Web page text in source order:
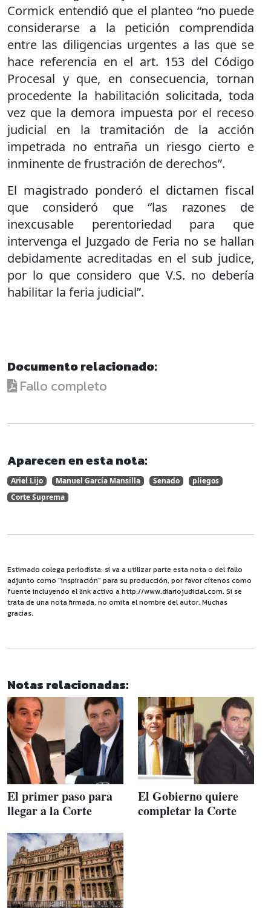
Cormick entendió que el planteo “no puede
considerarse a la petición comprendida
entre las diligencias urgentes a las que se
hace referencia en el art. 153 del Código
Procesal y que, en consecuencia, tornan
procedente la habilitación solicitada, toda
vez que la demora impuesta por el receso
judicial en la tramitación de la acción
impetrada no entraña un riesgo cierto e
inminente de frustración de derechos”.
El magistrado ponderó el dictamen fiscal
que consideró que “las razones de
inexcusable perentoriedad para que
intervenga el Juzgado de Feria no se hallan
debidamente acreditadas en el sub judice,
por lo que considero que V.S. no debería
habilitar la feria judicial”.
Documento relacionado:
Fallo completo
Aparecen en esta nota:
Ariel Lijo Manuel García Mansilla Senado
pliegos
Corte Suprema
Estimado colega periodista: si va a utilizar parte esta nota o del fallo
adjunto como "inspiración" para su producción, por favor cítenos como
fuente incluyendo el link activo a http://www.diariojudicial.com. Si se
trata de una nota firmada, no omita el nombre del autor. Muchas
gracias.
Notas relacionadas:
El primer paso para
llegar a la Corte
El Gobierno quiere
completar la Corte